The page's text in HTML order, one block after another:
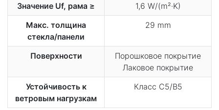
Значение Uf, рама ≥
1,6 W/(m²·K)
Макс. толщина
стекла/панели
29 mm
Поверхности
Порошковое покрытие
Лаковое покрытие
Устойчивость к
ветровым нагрузкам
Класс C5/B5